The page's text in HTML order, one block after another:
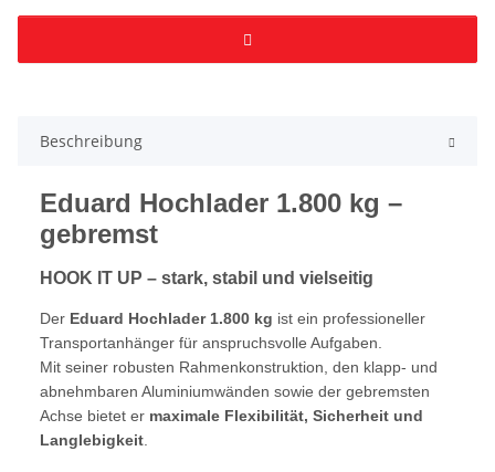
Beschreibung
Eduard Hochlader 1.800 kg –
gebremst
HOOK IT UP – stark, stabil und vielseitig
Der Eduard Hochlader 1.800 kg ist ein professioneller
Transportanhänger für anspruchsvolle Aufgaben.
Mit seiner robusten Rahmenkonstruktion, den klapp- und
abnehmbaren Aluminiumwänden sowie der gebremsten
Achse bietet er maximale Flexibilität, Sicherheit und
Langlebigkeit.